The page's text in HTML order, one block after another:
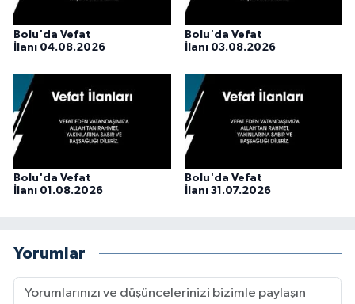
Bolu'da Vefat
İlanı 04.08.2026
Bolu'da Vefat
İlanı 03.08.2026
Bolu'da Vefat
İlanı 01.08.2026
Bolu'da Vefat
İlanı 31.07.2026
Yorumlar